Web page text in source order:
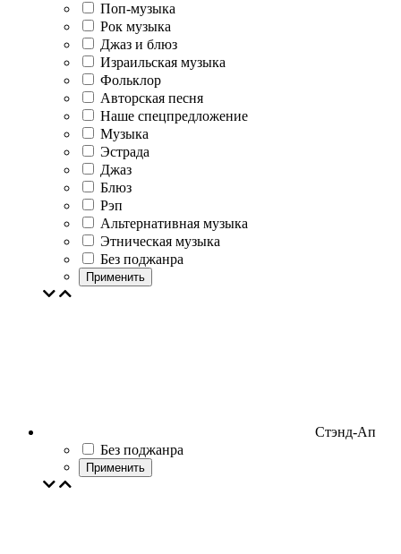
Поп-музыка
Рок музыка
Джаз и блюз
Израильская музыка
Фольклор
Авторская песня
Наше спецпредложение
Музыка
Эстрада
Джаз
Блюз
Рэп
Альтернативная музыка
Этническая музыка
Без поджанра
Применить
Стэнд-Ап
Без поджанра
Применить